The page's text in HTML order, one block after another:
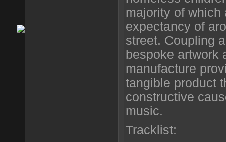
majority of which
expectancy of
street. Coupling
bespoke artwork
manufacture
tangible product
constructive
music.
Tracklist: